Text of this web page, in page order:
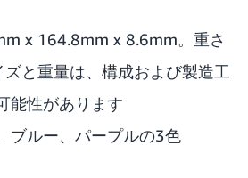
x 164.8mm x 8.6mm。重さ
と重量は、構成および製造工
能性があります
ブルー、パープルの3色